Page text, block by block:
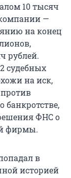
10 тысяч
—
на конец
рублей.
судебных
на иск,
ФНС о
фирмы.
в
историей